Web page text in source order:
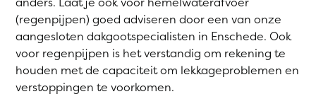
(regenpijpen) goed adviseren door een van onze
aangesloten dakgootspecialisten in Enschede. Ook
voor regenpijpen is het verstandig om rekening te
houden met de capaciteit om lekkageproblemen en
verstoppingen te voorkomen.